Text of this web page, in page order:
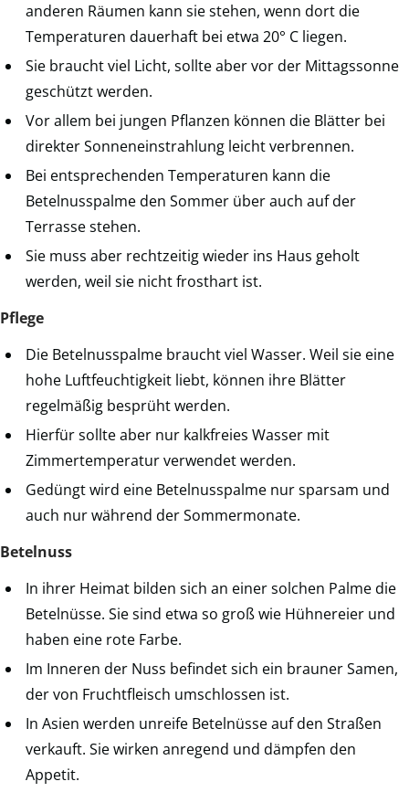
anderen Räumen kann sie stehen, wenn dort die
Temperaturen dauerhaft bei etwa 20° C liegen.
Sie braucht viel Licht, sollte aber vor der Mittagssonne
geschützt werden.
Vor allem bei jungen Pflanzen können die Blätter bei
direkter Sonneneinstrahlung leicht verbrennen.
Bei entsprechenden Temperaturen kann die
Betelnusspalme den Sommer über auch auf der
Terrasse stehen.
Sie muss aber rechtzeitig wieder ins Haus geholt
werden, weil sie nicht frosthart ist.
Pflege
Die Betelnusspalme braucht viel Wasser. Weil sie eine
hohe Luftfeuchtigkeit liebt, können ihre Blätter
regelmäßig besprüht werden.
Hierfür sollte aber nur kalkfreies Wasser mit
Zimmertemperatur verwendet werden.
Gedüngt wird eine Betelnusspalme nur sparsam und
auch nur während der Sommermonate.
Betelnuss
In ihrer Heimat bilden sich an einer solchen Palme die
Betelnüsse. Sie sind etwa so groß wie Hühnereier und
haben eine rote Farbe.
Im Inneren der Nuss befindet sich ein brauner Samen,
der von Fruchtfleisch umschlossen ist.
In Asien werden unreife Betelnüsse auf den Straßen
verkauft. Sie wirken anregend und dämpfen den
Appetit.